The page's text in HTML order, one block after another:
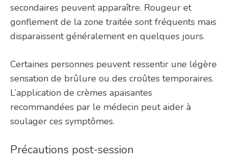
secondaires peuvent apparaître. Rougeur et
gonflement de la zone traitée sont fréquents mais
disparaissent généralement en quelques jours.
Certaines personnes peuvent ressentir une légère
sensation de brûlure ou des croûtes temporaires.
L’application de crèmes apaisantes
recommandées par le médecin peut aider à
soulager ces symptômes.
Précautions post-session